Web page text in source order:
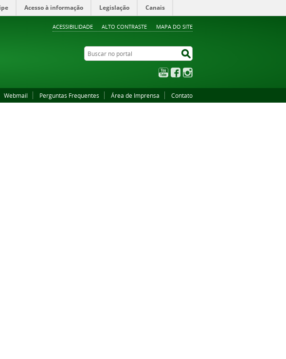
ACESSIBILIDADE ALTO CONTRASTE MAPA DO SITE
Acesso à informação Legislação Canais
Buscar no portal
YouTubeFacebook
Webmail Perguntas Frequentes Área de Imprensa Contato